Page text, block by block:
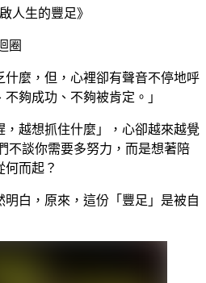
人生的豐足》
圈
什麼，但，心裡卻有聲音不停地呼
夠成功、不夠被肯定。」
越想抓住什麼」，心卻越來越覺
不談你需要多努力，而是想著陪
何而起？
白，原來，這份「豐足」是被自